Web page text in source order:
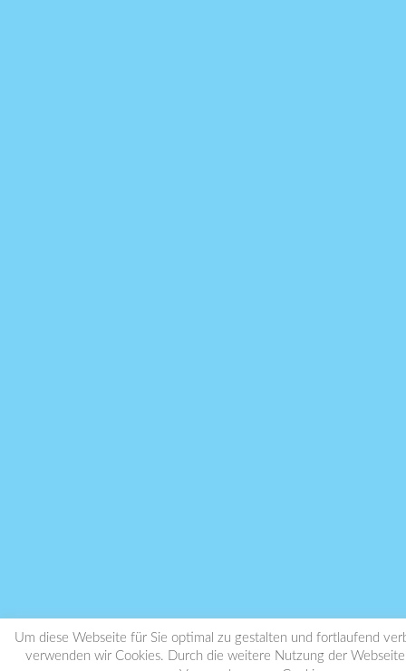
Um diese Webseite für Sie optimal zu gestalten und fortlaufend
verwenden wir Cookies. Durch die weitere Nutzung der